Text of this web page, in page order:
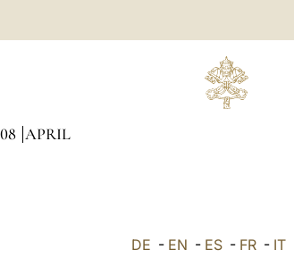
APRIL
DE - EN - ES - FR - IT